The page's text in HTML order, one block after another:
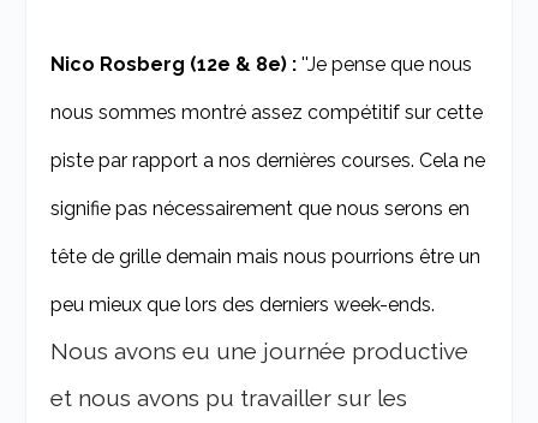
Nico Rosberg (12e & 8e) :''Je pense que nous
nous sommes montré assez compétitif sur cette
piste par rapport a nos dernières courses. Cela ne
signifie pas nécessairement que nous serons en
tête de grille demain mais nous pourrions être un
peu mieux que lors des derniers week-ends.
Nous avons eu une journée productive
et nous avons pu travailler sur les